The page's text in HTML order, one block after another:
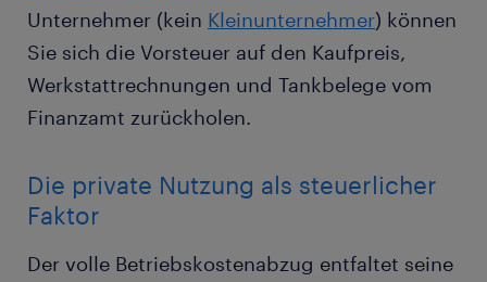
Unternehmer (kein Kleinunternehmer) können
Sie sich die Vorsteuer auf den Kaufpreis,
Werkstattrechnungen und Tankbelege vom
Finanzamt zurückholen.
Die private Nutzung als steuerlicher
Faktor
Der volle Betriebskostenabzug entfaltet seine